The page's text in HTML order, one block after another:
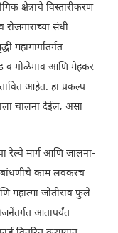
क्षेत्राचे विस्तारीकरण
रोजगाराच्या संधी
महामार्गांतर्गत
व गोळेगाव आणि मेहकर
आहेत. हा प्रकल्प
चालना देईल, असा
रेल्वे मार्ग आणि जालना-
बांधणीचे काम लवकरच
महात्मा जोतीराव फुले
आतापर्यंत